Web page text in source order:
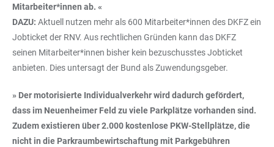
Mitarbeiter*innen ab. «
DAZU: Aktuell nutzen mehr als 600 Mitarbeiter*innen des DKFZ ein
Jobticket der RNV. Aus rechtlichen Gründen kann das DKFZ
seinen Mitarbeiter*innen bisher kein bezuschusstes Jobticket
anbieten. Dies untersagt der Bund als Zuwendungsgeber.
» Der motorisierte Individualverkehr wird dadurch gefördert,
dass im Neuenheimer Feld zu viele Parkplätze vorhanden sind.
Zudem existieren über 2.000 kostenlose PKW-Stellplätze, die
nicht in die Parkraumbewirtschaftung mit Parkgebühren